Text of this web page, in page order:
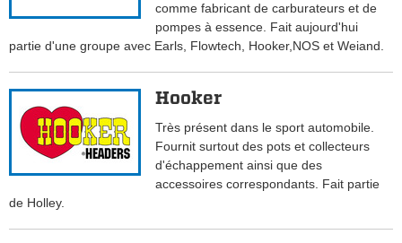
comme fabricant de carburateurs et de
pompes à essence. Fait aujourd'hui
partie d'une groupe avec Earls, Flowtech, Hooker,NOS et Weiand.
Hooker
Très présent dans le sport automobile.
Fournit surtout des pots et collecteurs
d'échappement ainsi que des
accessoires correspondants. Fait partie
de Holley.